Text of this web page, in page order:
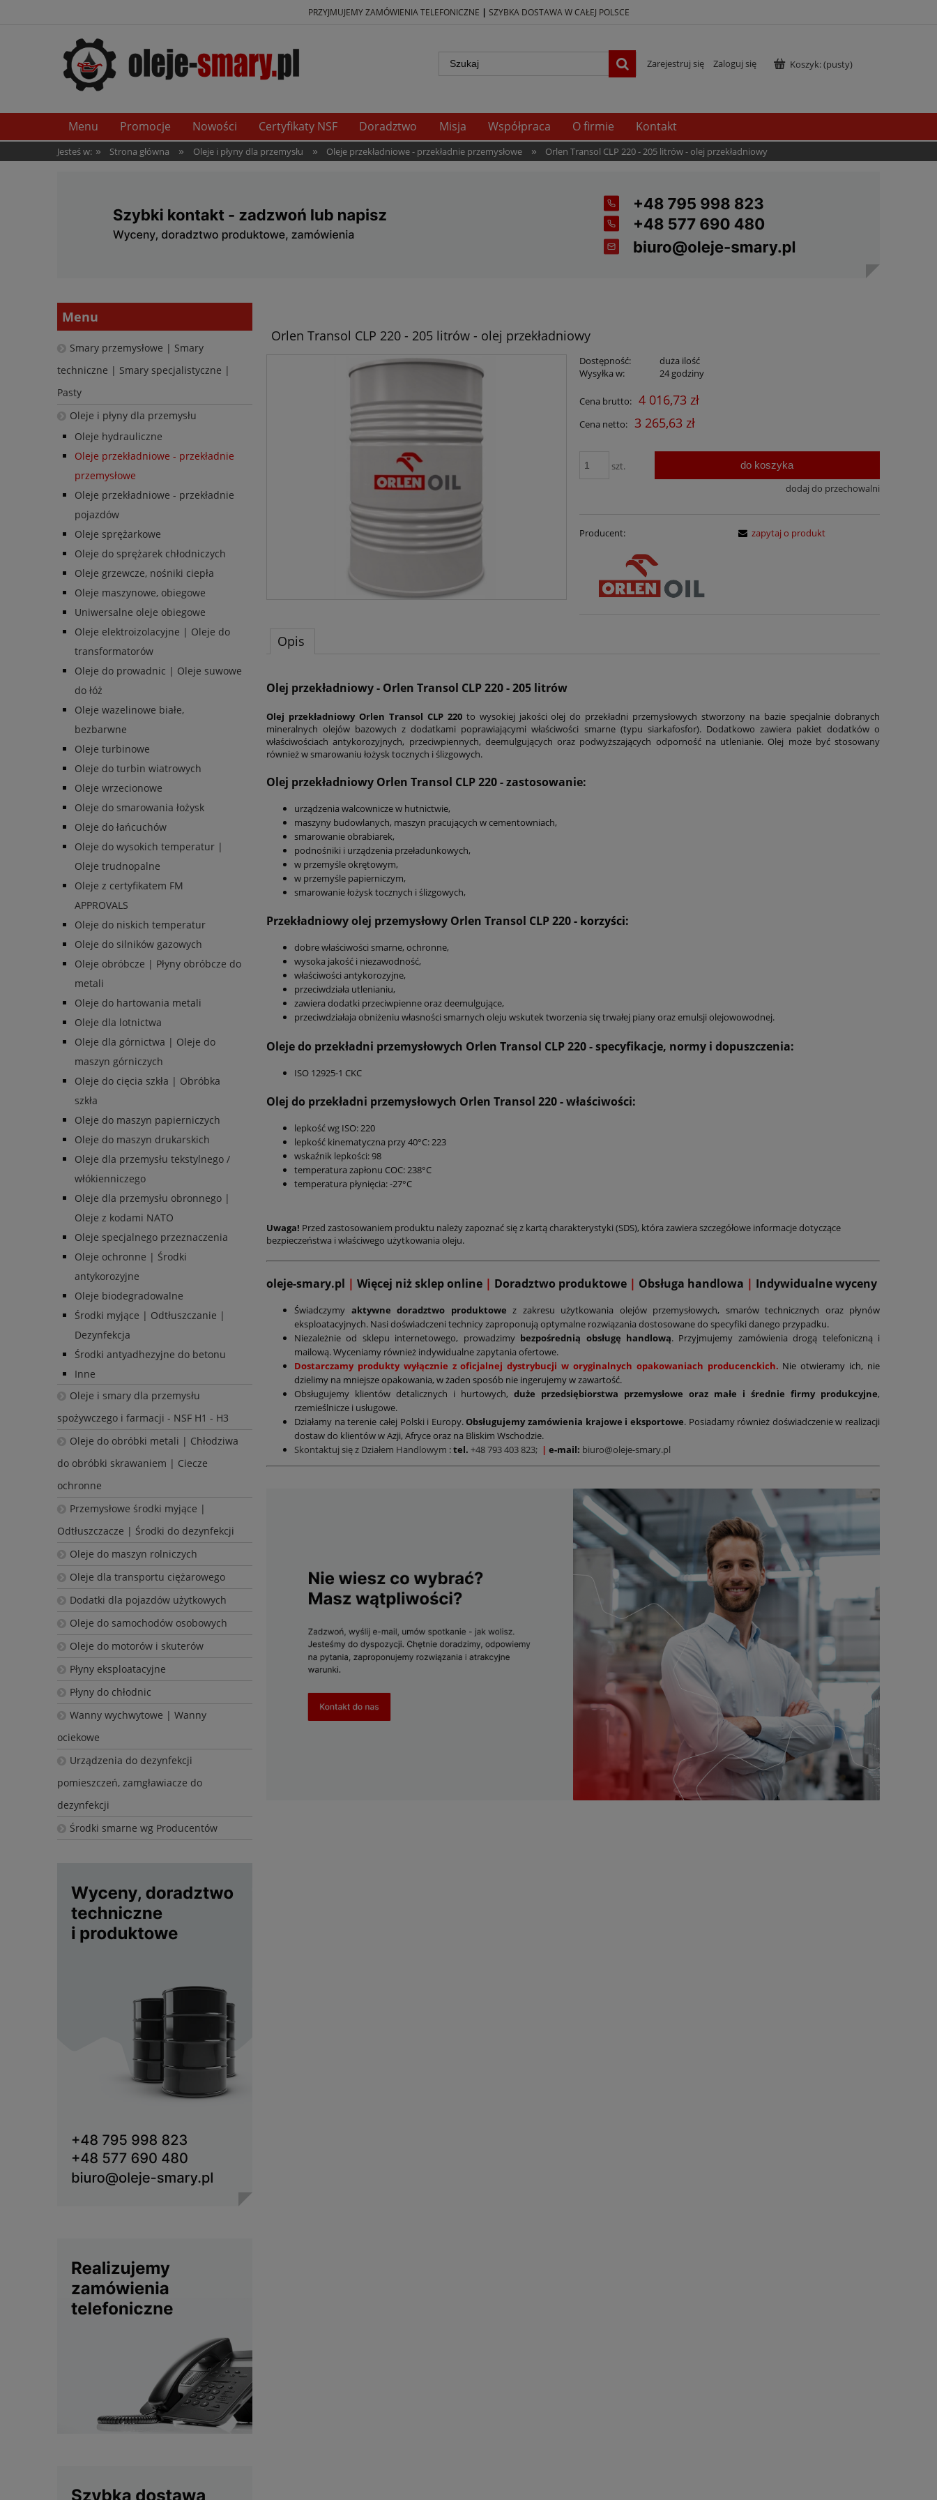
PRZYJMUJEMY ZAMÓWIENIA TELEFONICZNE | SZYBKA DOSTAWA W CAŁEJ POLSCE
Koszyk:(pusty)
Zarejestruj się Zaloguj się
Menu Promocje Nowości Certyfikaty NSF Doradztwo Misja Współpraca O firmie Kontakt
Jesteś w: » Strona główna » Oleje i płyny dla przemysłu » Oleje przekładniowe - przekładnie przemysłowe » Orlen Transol CLP 220 - 205 litrów - olej przekładniowy
Menu
Smary przemysłowe | Smary
techniczne | Smary specjalistyczne |
Pasty
Oleje i płyny dla przemysłu
Oleje hydrauliczne
Oleje przekładniowe - przekładnie
przemysłowe
Oleje przekładniowe - przekładnie
pojazdów
Oleje sprężarkowe
Oleje do sprężarek chłodniczych
Oleje grzewcze, nośniki ciepła
Oleje maszynowe, obiegowe
Uniwersalne oleje obiegowe
Oleje elektroizolacyjne | Oleje do
transformatorów
Oleje do prowadnic | Oleje suwowe
do łóż
Oleje wazelinowe białe,
bezbarwne
Oleje turbinowe
Oleje do turbin wiatrowych
Oleje wrzecionowe
Oleje do smarowania łożysk
Oleje do łańcuchów
Oleje do wysokich temperatur |
Oleje trudnopalne
Oleje z certyfikatem FM
APPROVALS
Oleje do niskich temperatur
Oleje do silników gazowych
Oleje obróbcze | Płyny obróbcze do
metali
Oleje do hartowania metali
Oleje dla lotnictwa
Oleje dla górnictwa | Oleje do
maszyn górniczych
Oleje do cięcia szkła | Obróbka
szkła
Oleje do maszyn papierniczych
Oleje do maszyn drukarskich
Oleje dla przemysłu tekstylnego /
włókienniczego
Oleje dla przemysłu obronnego |
Oleje z kodami NATO
Oleje specjalnego przeznaczenia
Oleje ochronne | Środki
antykorozyjne
Oleje biodegradowalne
Środki myjące | Odtłuszczanie |
Dezynfekcja
Środki antyadhezyjne do betonu
Inne
Oleje i smary dla przemysłu
spożywczego i farmacji - NSF H1 - H3
Oleje do obróbki metali | Chłodziwa
do obróbki skrawaniem | Ciecze
ochronne
Przemysłowe środki myjące |
Odtłuszczacze | Środki do dezynfekcji
Oleje do maszyn rolniczych
Oleje dla transportu ciężarowego
Dodatki dla pojazdów użytkowych
Oleje do samochodów osobowych
Oleje do motorów i skuterów
Płyny eksploatacyjne
Płyny do chłodnic
Wanny wychwytowe | Wanny
ociekowe
Urządzenia do dezynfekcji
pomieszczeń, zamgławiacze do
dezynfekcji
Środki smarne wg Producentów
Orlen Transol CLP 220 - 205 litrów - olej przekładniowy
Dostępność:
duża ilość
Wysyłka w:
24 godziny
Cena brutto: 4 016,73 zł
Cena netto: 3 265,63 zł
szt. do koszyka
dodaj do przechowalni
Producent: zapytaj o produkt
Opis
Olej przekładniowy - Orlen Transol CLP 220 - 205 litrów
Olej przekładniowy Orlen Transol CLP 220 to wysokiej jakości olej do przekładni przemysłowych stworzony na bazie specjalnie dobranych
mineralnych olejów bazowych z dodatkami poprawiającymi właściwości smarne (typu siarkafosfor). Dodatkowo zawiera pakiet dodatków o
właściwościach antykorozyjnych, przeciwpiennych, deemulgujących oraz podwyższających odporność na utlenianie. Olej może być stosowany
również w smarowaniu łożysk tocznych i ślizgowych.
Olej przekładniowy Orlen Transol CLP 220- zastosowanie:
urządzenia walcownicze w hutnictwie,
maszyny budowlanych, maszyn pracujących w cementowniach,
smarowanie obrabiarek,
podnośniki i urządzenia przeładunkowych,
w przemyśle okrętowym,
w przemyśle papierniczym,
smarowanie łożysk tocznych i ślizgowych,
Przekładniowy olej przemysłowy Orlen Transol CLP 220- korzyści:
dobre właściwości smarne, ochronne,
wysoka jakość i niezawodność,
właściwości antykorozyjne,
przeciwdziała utlenianiu,
zawiera dodatki przeciwpienne oraz deemulgujące,
przeciwdziałaja obniżeniu własności smarnych oleju wskutek tworzenia się trwałej piany oraz emulsji olejowowodnej.
Oleje do przekładni przemysłowych Orlen Transol CLP 220- specyfikacje, normy i dopuszczenia:
ISO 12925-1 CKC
Olej do przekładni przemysłowych Orlen Transol 220- właściwości:
lepkość wg ISO: 220
lepkość kinematyczna przy 40°C: 223
wskaźnik lepkości: 98
temperatura zapłonu COC: 238°C
temperatura płynięcia: -27°C
Uwaga! Przed zastosowaniem produktu należy zapoznać się z kartą charakterystyki (SDS), która zawiera szczegółowe informacje dotyczące
bezpieczeństwa i właściwego użytkowania oleju.
oleje-smary.pl | Więcej niż sklep online | Doradztwo produktowe | Obsługa handlowa | Indywidualne wyceny
Świadczymy aktywne doradztwo produktowe z zakresu użytkowania olejów przemysłowych, smarów technicznych oraz płynów
eksploatacyjnych. Nasi doświadczeni technicy zaproponują optymalne rozwiązania dostosowane do specyfiki danego przypadku.
Niezależnie od sklepu internetowego, prowadzimy bezpośrednią obsługę handlową. Przyjmujemy zamówienia drogą telefoniczną i
mailową. Wyceniamy również indywidualne zapytania ofertowe.
Dostarczamy produkty wyłącznie z oficjalnej dystrybucji w oryginalnych opakowaniach producenckich. Nie otwieramy ich, nie
dzielimy na mniejsze opakowania, w żaden sposób nie ingerujemy w zawartość.
Obsługujemy klientów detalicznych i hurtowych, duże przedsiębiorstwa przemysłowe oraz małe i średnie firmy produkcyjne,
rzemieślnicze i usługowe.
Działamy na terenie całej Polski i Europy.Obsługujemy zamówienia krajowe i eksportowe. Posiadamy również doświadczenie w realizacji
dostaw do klientów w Azji, Afryce oraz na Bliskim Wschodzie.
Skontaktuj się z Działem Handlowym :tel. +48 793 403 823; | e-mail: biuro@oleje-smary.pl